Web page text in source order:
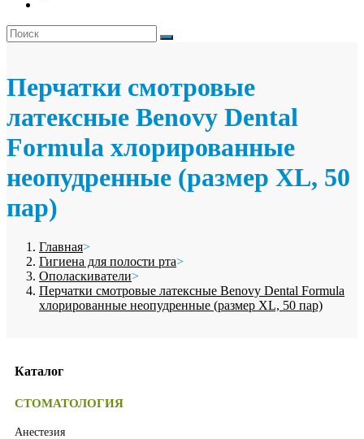
Перчатки смотровые
латексные Benovy Dental
Formula хлорированные
неопудренные (размер XL, 50
пар)
Главная>
Гигиена для полости рта>
Ополаскиватели>
Перчатки смотровые латексные Benovy Dental Formula
хлорированные неопудренные (размер XL, 50 пар)
Каталог
СТОМАТОЛОГИЯ
Анестезия